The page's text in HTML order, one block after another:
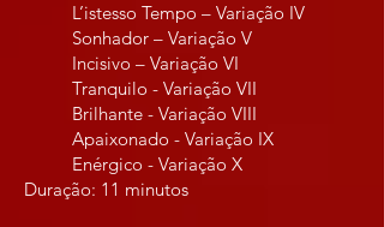
L’istesso Tempo – Variação IV
Sonhador – Variação V
Incisivo – Variação VI
Tranquilo - Variação VII
Brilhante - Variação VIII
Apaixonado - Variação IX
Enérgico - Variação X
Duração: 11 min​​utos